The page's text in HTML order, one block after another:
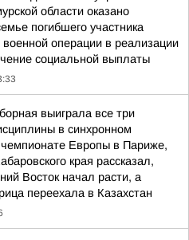
области оказано
погибшего участника
операции в реализации
социальной выплаты
выиграла все три
в синхронном
Европы в Париже,
края рассказал,
Восток начал расти, а
переехала в Казахстан